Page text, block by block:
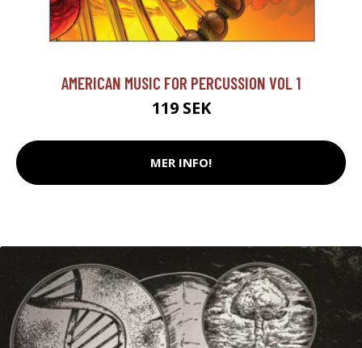
AMERICAN MUSIC FOR PERCUSSION VOL 1
119 SEK
MER INFO!